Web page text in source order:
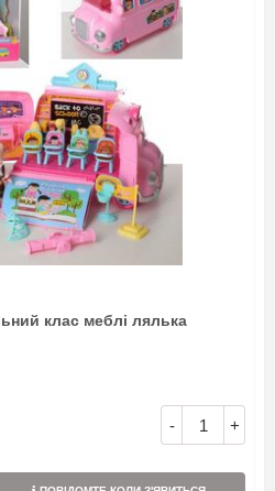
клас меблі лялька
- +